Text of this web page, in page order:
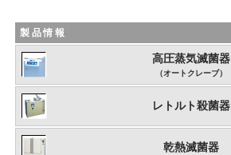
製品情報
高圧蒸気滅菌器
（オートクレーブ）
レトルト殺菌器
乾熱滅菌器